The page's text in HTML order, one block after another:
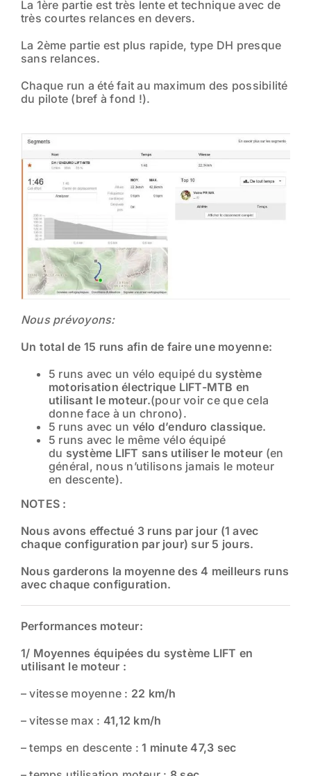
La 1ère partie est très lente et technique avec de
très courtes relances en devers.
La 2ème partie est plus rapide, type DH presque
sans relances.
Chaque run a été fait au maximum des possibilité
du pilote (bref à fond !).
Nous prévoyons:
Un total de 15 runs afin de faire une moyenne:
5 runs avec un vélo equipé du système
motorisation électrique LIFT-MTB en
utilisant le moteur.(pour voir ce que cela
donne face à un chrono).
5 runs avec un vélo d’enduro classique.
5 runs avec le même vélo équipé
du système LIFT sans utiliser le moteur (en
général, nous n’utilisons jamais le moteur
en descente).
NOTES :
Nous avons effectué 3 runs par jour (1 avec
chaque configuration par jour) sur 5 jours.
Nous garderons la moyenne des 4 meilleurs runs
avec chaque configuration.
Performances moteur:
1/ Moyennes équipées du système LIFT en
utilisant le moteur :
– vitesse moyenne : 22 km/h
– vitesse max : 41,12 km/h
– temps en descente :1 minute 47,3 sec